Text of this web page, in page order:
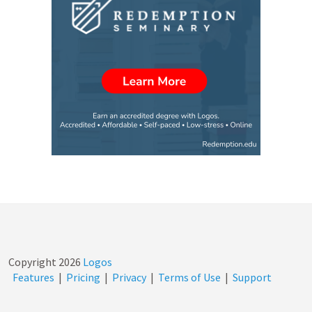
Copyright 2026 Logos
Features | Pricing | Privacy | Terms of Use | Support